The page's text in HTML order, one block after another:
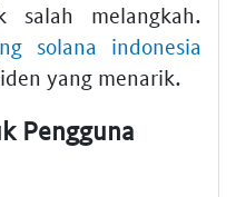
salah melangkah.
solana indonesia
yang menarik.
Pengguna